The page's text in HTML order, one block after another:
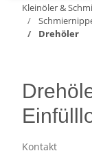
Kleinöler &
Drehöler
Kontakt